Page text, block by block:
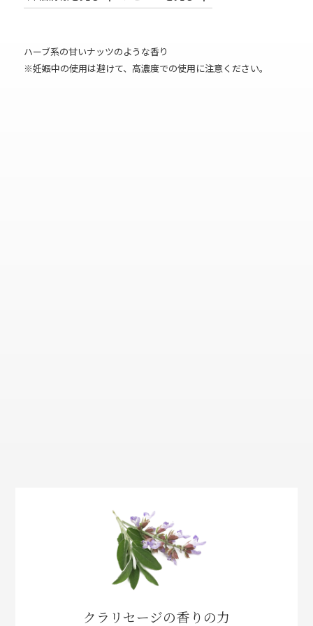
ハーブ系の甘いナッツのような香り
※妊娠中の使用は避けて、高濃度での使用に注意ください。
クラリセージの香りの力